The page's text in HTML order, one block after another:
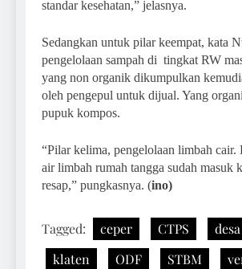
standar kesehatan,” jelasnya.
Sedangkan untuk pilar keempat, kata
pengelolaan sampah di tingkat RW
yang non organik dikumpulkan
oleh pengepul untuk dijual. Yang
pupuk kompos.
“Pilar kelima, pengelolaan limbah cair.
air limbah rumah tangga sudah masuk
resap,” pungkasnya. (ino)
Tagged: ceper CTPS
klaten
ODF STBM